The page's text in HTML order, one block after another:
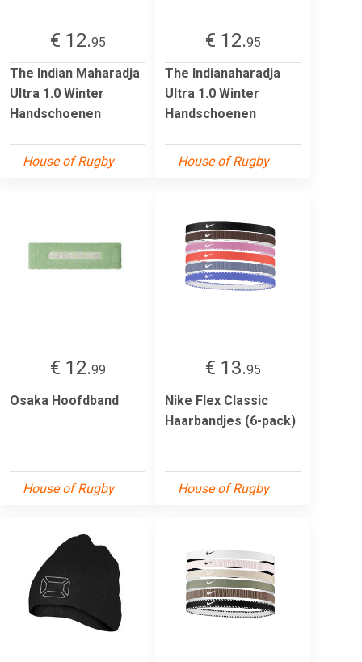
€ 12.95
The Indian Maharadja
Ultra 1.0 Winter
Handschoenen
House of Rugby
€ 12.95
The Indianaharadja
Ultra 1.0 Winter
Handschoenen
House of Rugby
€ 12.99
Osaka Hoofdband
House of Rugby
€ 13.95
Nike Flex Classic
Haarbandjes (6-pack)
House of Rugby